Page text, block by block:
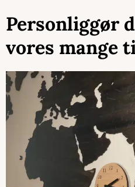
Personliggør
vores mange